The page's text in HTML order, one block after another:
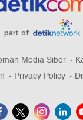
part of
Media Siber
Privacy Policy